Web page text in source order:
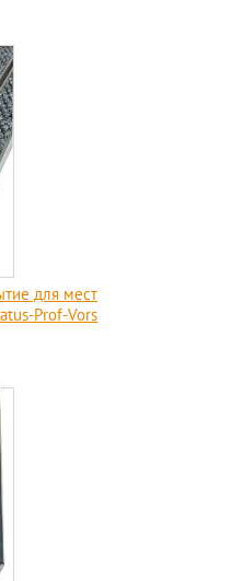
для мест
Prof-Vors